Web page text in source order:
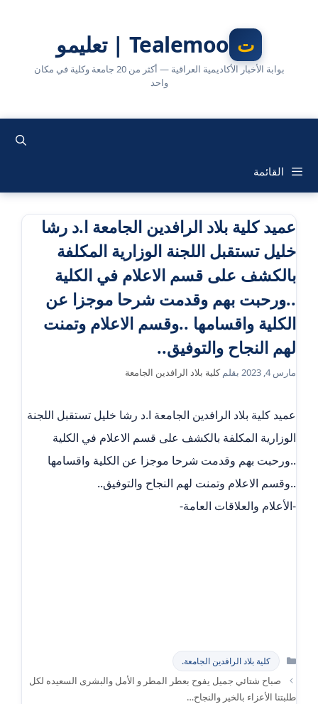
Tealemoo | تعليمو
بوابة الأخبار الأكاديمية العراقية — أكثر من 20 جامعة وكلية في مكان
واحد
القائمة
عميد كلية بلاد الرافدين الجامعة ا.د رشا
خليل تستقبل اللجنة الوزارية المكلفة
بالكشف على قسم الاعلام في الكلية
..ورحبت بهم وقدمت شرحا موجزا عن
الكلية واقسامها ..وقسم الاعلام وتمنت
لهم النجاح والتوفيق..
مارس 4, 2023 بقلمكلية بلاد الرافدين الجامعة
عميد كلية بلاد الرافدين الجامعة ا.د رشا خليل تستقبل اللجنة
الوزارية المكلفة بالكشف على قسم الاعلام في الكلية
..ورحبت بهم وقدمت شرحا موجزا عن الكلية واقسامها
..وقسم الاعلام وتمنت لهم النجاح والتوفيق..
-الأعلام والعلاقات العامة-
التصنيفات
كلية بلاد الرافدين الجامعة.
صباح شتائي جميل يفوح بعطر المطر و الأمل والبشرى السعيده لكل
طلبتنا الأعزاء بالخير والنجاح…